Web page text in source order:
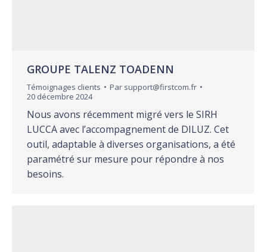
GROUPE TALENZ TOADENN
Témoignages clients Par support@firstcom.fr
20 décembre 2024
Nous avons récemment migré vers le SIRH
LUCCA avec l’accompagnement de DILUZ. Cet
outil, adaptable à diverses organisations, a été
paramétré sur mesure pour répondre à nos
besoins.